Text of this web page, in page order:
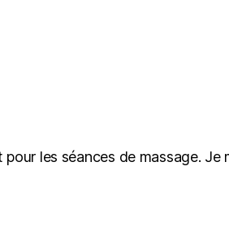
les séances de massage.